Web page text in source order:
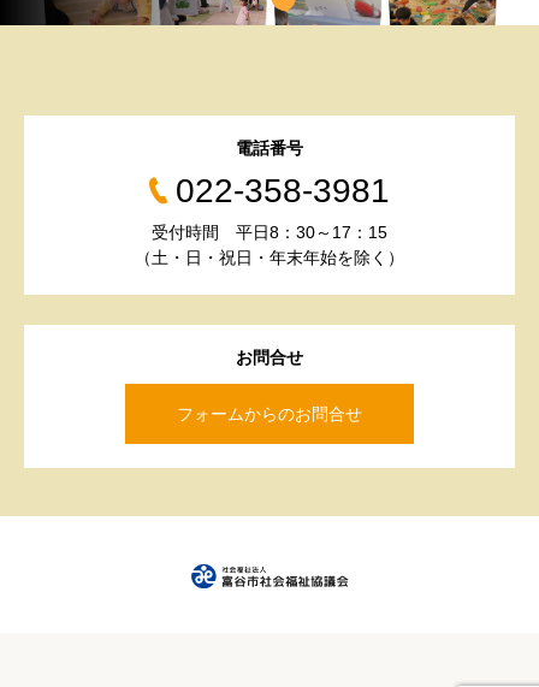
お問合せ
フォームからのお問合せ
電話番号
022-358-3981
受付時間 平日8：30～17：15
（土・日・祝日・年末年始を除く）